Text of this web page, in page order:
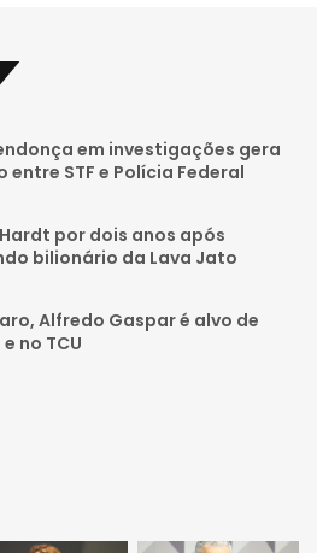
b
e
a
g
r
m
em investigações gera
STF e Polícia Federal
por dois anos após
bilionário da Lava Jato
Alfredo Gaspar é alvo de
no TCU